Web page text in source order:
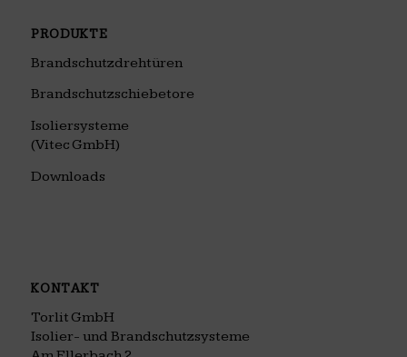
PRODUKTE
Brandschutzdrehtüren
Brandschutzschiebetore
Isoliersysteme
(Vitec GmbH)
Downloads
KONTAKT
Torlit GmbH
Isolier- und Brandschutzsysteme